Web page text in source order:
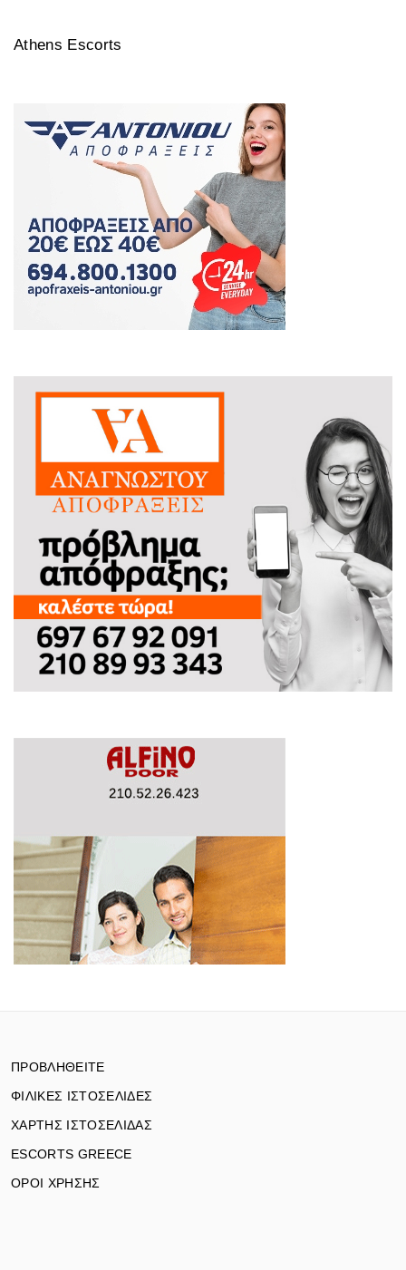
Athens Escorts
ΠΡΟΒΛΗΘΕΙΤΕ
ΦΙΛΙΚΕΣ ΙΣΤΟΣΕΛΙΔΕΣ
ΧΑΡΤΗΣ ΙΣΤΟΣΕΛΙΔΑΣ
ESCORTS GREECE
ΟΡΟΙ ΧΡΗΣΗΣ